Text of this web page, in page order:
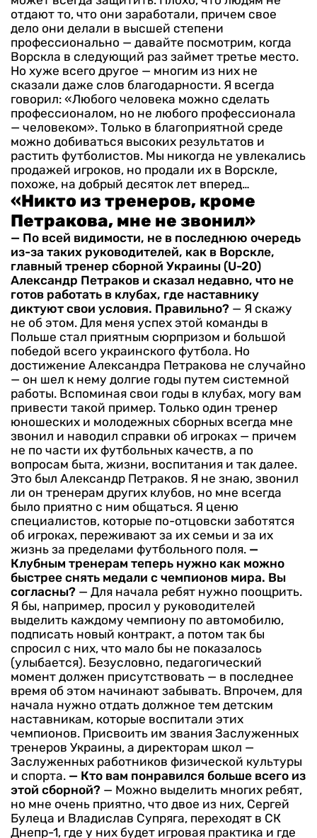
отдают то, что они заработали, причем свое
дело они делали в высшей степени
профессионально — давайте посмотрим, когда
Ворскла в следующий раз займет третье место.
Но хуже всего другое — многим из них не
сказали даже слов благодарности. Я всегда
говорил: «Любого человека можно сделать
профессионалом, но не любого профессионала
— человеком». Только в благоприятной среде
можно добиваться высоких результатов и
растить футболистов. Мы никогда не увлекались
продажей игроков, но продали их в Ворскле,
похоже, на добрый десяток лет вперед…
«Никто из тренеров, кроме
Петракова, мне не звонил»
— По всей видимости, не в последнюю очередь
из-за таких руководителей, как в Ворскле,
главный тренер сборной Украины (U-20)
Александр Петраков и сказал недавно, что не
готов работать в клубах, где наставнику
диктуют свои условия. Правильно? — Я скажу
не об этом. Для меня успех этой команды в
Польше стал приятным сюрпризом и большой
победой всего украинского футбола. Но
достижение Александра Петракова не случайно
— он шел к нему долгие годы путем системной
работы. Вспоминая свои годы в клубах, могу вам
привести такой пример. Только один тренер
юношеских и молодежных сборных всегда мне
звонил и наводил справки об игроках — причем
не по части их футбольных качеств, а по
вопросам быта, жизни, воспитания и так далее.
Это был Александр Петраков. Я не знаю, звонил
ли он тренерам других клубов, но мне всегда
было приятно с ним общаться. Я ценю
специалистов, которые по-отцовски заботятся
об игроках, переживают за их семьи и за их
жизнь за пределами футбольного поля. —
Клубным тренерам теперь нужно как можно
быстрее снять медали с чемпионов мира. Вы
согласны? — Для начала ребят нужно поощрить.
Я бы, например, просил у руководителей
выделить каждому чемпиону по автомобилю,
подписать новый контракт, а потом так бы
спросил с них, что мало бы не показалось
(улыбается). Безусловно, педагогический
момент должен присутствовать — в последнее
время об этом начинают забывать. Впрочем, для
начала нужно отдать должное тем детским
наставникам, которые воспитали этих
чемпионов. Присвоить им звания Заслуженных
тренеров Украины, а директорам школ —
Заслуженных работников физической культуры
и спорта. — Кто вам понравился больше всего из
этой сборной? — Можно выделить многих ребят,
но мне очень приятно, что двое из них, Сергей
Булеца и Владислав Супряга, переходят в СК
Днепр-1, где у них будет игровая практика и где